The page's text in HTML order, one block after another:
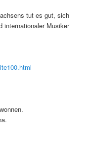
tut es gut, sich
internationaler Musiker